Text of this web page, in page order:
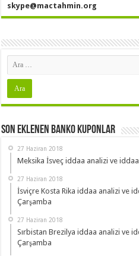
skype@mactahmin.org
Son Eklenen Banko Kuponlar
27 Haziran 2018
Meksika İsveç iddaa analizi ve
27 Haziran 2018
İsviçre Kosta Rika iddaa analizi ve
Çarşamba
27 Haziran 2018
Sırbistan Brezilya iddaa analizi ve
Çarşamba